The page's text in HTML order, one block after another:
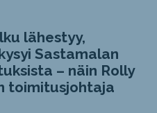
lähestyy,
Sastamalan
– näin Rolly
toimitusjohtaja